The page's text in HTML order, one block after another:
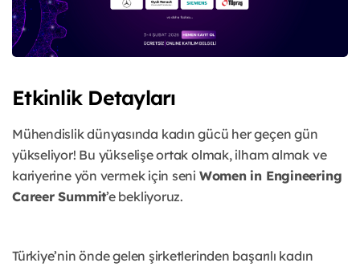
Etkinlik Detayları
Mühendislik dünyasında kadın gücü her geçen gün
yükseliyor! Bu yükselişe ortak olmak, ilham almak ve
kariyerine yön vermek için seni Women in Engineering
Career Summit’e bekliyoruz.
Türkiye’nin önde gelen şirketlerinden başarılı kadın